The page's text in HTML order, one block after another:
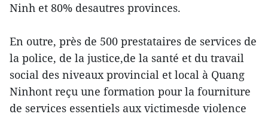
Ninh et 80% desautres provinces.
En outre, près de 500 prestataires de services de
la police, de la justice,de la santé et du travail
social des niveaux provincial et local à Quang
Ninhont reçu une formation pour la fourniture
de services essentiels aux victimesde violence